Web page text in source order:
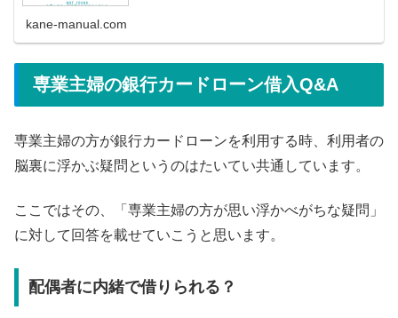
kane-manual.com
専業主婦の銀行カードローン借入Q&A
専業主婦の方が銀行カードローンを利用する時、利用者の
脳裏に浮かぶ疑問というのはたいてい共通しています。
ここではその、「専業主婦の方が思い浮かべがちな疑問」
に対して回答を載せていこうと思います。
配偶者に内緒で借りられる？